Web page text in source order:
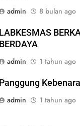
admin
8 bulan ago
LABKESMAS
BERDAYA
admin
1 tahun ago
Panggung
admin
1 tahun ago